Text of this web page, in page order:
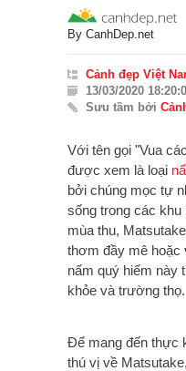
By CanhDep.net
Cảnh đẹp Việt
13/03/2020
Sưu tầm bởi
Với tên gọi "Vua
được xem là loại
bởi chúng mọc tự
sống trong các
mùa thu,
thơm đầy mê hoặc
nấm quý hiếm này
khỏe và trường thọ.
Để mang đến thực
thú vị về